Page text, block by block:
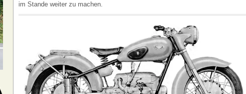
im Stande weiter zu machen.